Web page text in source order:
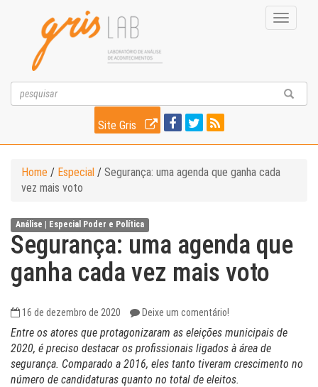
Toggle
Site Gris
Home / Especial / Segurança: uma agenda que ganha cada
vez mais voto
Análise | Especial Poder e Política
Segurança: uma agenda que
ganha cada vez mais voto
16 de dezembro de 2020 Deixe um comentário!
Entre os atores que protagonizaram as eleições municipais de
2020, é preciso destacar os profissionais ligados à área de
segurança. Comparado a 2016, eles tanto tiveram crescimento no
número de candidaturas quanto no total de eleitos.